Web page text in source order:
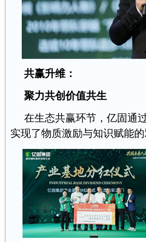
共赢升维：
聚力共创价值共生
在生态共赢环节，亿固通
实现了物质激励与知识赋能的